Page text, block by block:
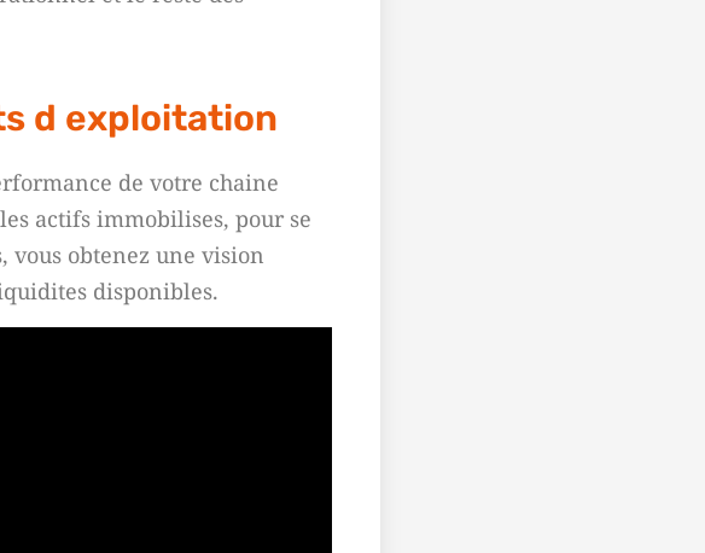
d exploitation
de votre chaine
actifs immobilises, pour se
vous obtenez une vision
disponibles.